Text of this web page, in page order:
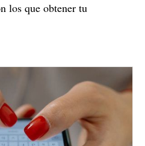
los que obtener tu